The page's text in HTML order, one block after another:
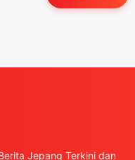
Jepang Terkini dan